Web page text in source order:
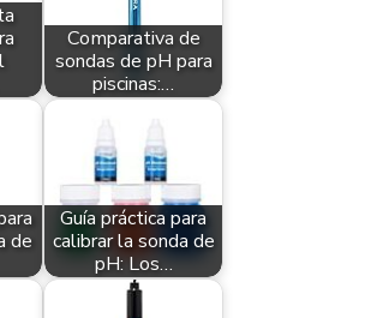
Comparativa de
sondas de pH para
piscinas:…
de
Guía práctica para
calibrar la sonda de
pH: Los…